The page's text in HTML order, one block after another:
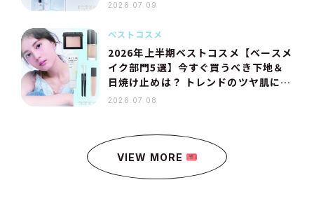
2026.07.09
ベストコスメ
2026年上半期ベストコスメ【ベースメ
イク部門5選】今すぐ買うべき下地＆
日焼け止めは？ トレンドのツヤ肌にな
れるファンデーション、パウダーも
2026.07.08
VIEW MORE